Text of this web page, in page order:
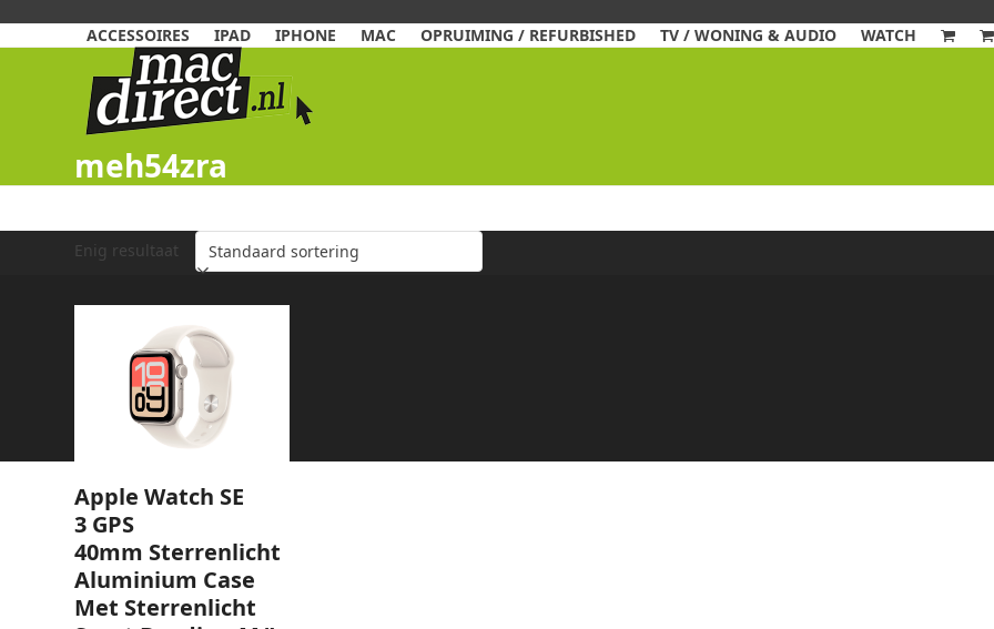
ACCESSOIRES
IPAD IPHONE MAC OPRUIMING / REFURBISHED TV / WONING & AUDIO WATCH
meh54zra
Enig resultaat
Apple Watch SE
3 GPS
40mm Sterrenlicht
Aluminium Case
Met Sterrenlicht